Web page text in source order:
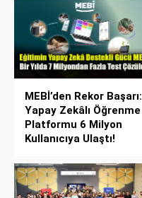
MEBİ’den Rekor Başarı:
Yapay Zekâlı Öğrenme
Platformu 6 Milyon
Kullanıcıya Ulaştı!